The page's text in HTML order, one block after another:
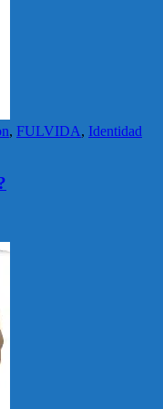
, FULVIDA, Identidad